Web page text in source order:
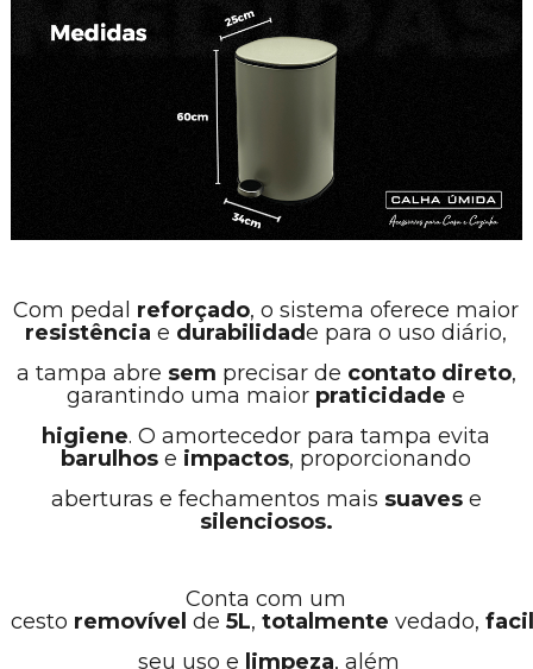
Com pedal reforçado, o sistema oferece maior
resistência e durabilidade para o uso diário,
a tampa abre sem precisar de contato direto,
garantindo uma maior praticidade e
higiene. O amortecedor para tampa evita
barulhos e impactos, proporcionando
aberturas e fechamentos mais suavese
silenciosos.
Conta com um
cesto removível de 5L, totalmente vedado,
seu uso e limpeza, além